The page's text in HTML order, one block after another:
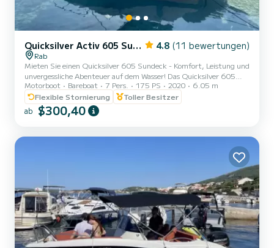
Quicksilver Activ 605 Sundeck 4.8 (11 bewertungen)
Rab
Mieten Sie einen Quicksilver 605 Sundeck - Komfort, Leistung und
unvergessliche Abenteuer auf dem Wasser! Das Quicksilver 605
Sundeck ist eine perfekte Kombination aus Komfort, Leistung und
Stil, ideal für alle Arten von Wasseraktivitäten. Egal, ob Sie einen
entspannten Tag auf See, eine aufregende Fahrt entlang der Küste
oder ein lustiges Abenteuer mit Familie und Freunden suchen,
nächste Stufe zu heben. Mit einem modernen De...
Motorboot Bareboat 7 Pers. 175 PS 2020
6.05 m
Flexible Stornierung
Toller Besitzer
ab $300,40